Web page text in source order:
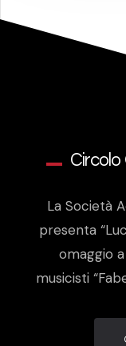
Circolo
La Società
presenta
omaggio
musicisti